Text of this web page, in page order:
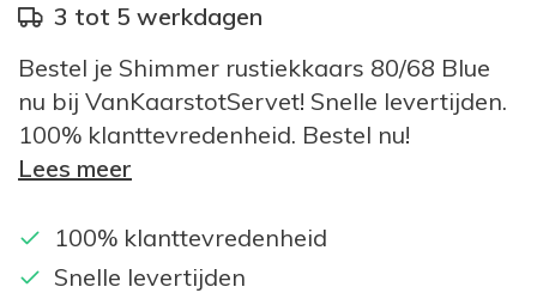
3 tot 5 werkdagen
Bestel je Shimmer rustiekkaars 80/68 Blue
nu bij VanKaarstotServet! Snelle levertijden.
100% klanttevredenheid. Bestel nu!
Lees meer
100% klanttevredenheid
Snelle levertijden